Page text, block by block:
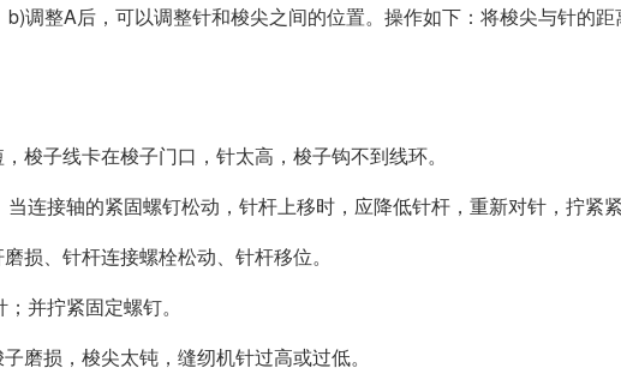
调整A后，可以调整针和梭尖之间的位置。操作如下：将梭尖与针的距
梭子线卡在梭子门口，针太高，梭子钩不到线环。
连接轴的紧固螺钉松动，针杆上移时，应降低针杆，重新对针，拧紧紧
损、针杆连接螺栓松动、针杆移位。
并拧紧固定螺钉。
磨损，梭尖太钝，缝纫机针过高或过低。